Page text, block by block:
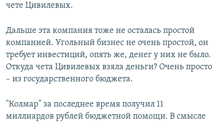
чете Цивилевых.
Дальше эта компания тоже не осталась простой
компанией. Угольный бизнес не очень простой, он
требует инвестиций, опять же, денег у них не было.
Откуда чета Цивилевых взяла деньги? Очень просто
– из государственного бюджета.
"Колмар" за последнее время получил 11
миллиардов рублей бюджетной помощи. В смысле